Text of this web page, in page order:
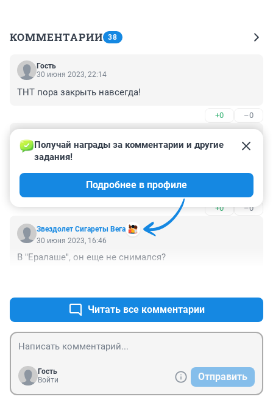
КОММЕНТАРИИ 38
Гость
30 июня 2023, 22:14
ТНТ пора закрыть навсегда!
+0 –0
30 июня 2023, 17:32
ну вот а говорили что неперспективный и всякое
другое. и роль получит не через это как все а роль
придумают специально и особенную
+0 –0
Звездолет Сигареты Вега
Получай награды за комментарии и другие
задания!
Подробнее в профиле
30 июня 2023, 16:46
В "Ералаше", он еще не снимался?
Читать все комментарии
Гость
Войти
Отправить